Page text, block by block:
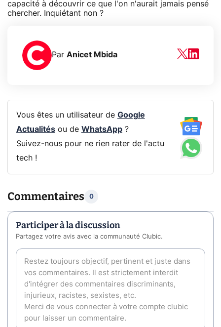
capacité à découvrir ce que l'on n'aurait jamais pensé
chercher. Inquiétant non ?
Par Anicet Mbida
Vous êtes un utilisateur de Google
Actualitésou de WhatsApp?
Suivez-nous pour ne rien rater de l'actu
tech !
Commentaires 0
Participer à la discussion
Partagez votre avis avec la communauté Clubic.